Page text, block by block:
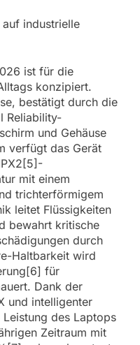
industrielle
ist für die
konzipiert.
bestätigt durch die
Reliability-
und Gehäuse
verfügt das Gerät
mit einem
trichterförmigem
leitet Flüssigkeiten
bewahrt kritische
durch
Haltbarkeit wird
für
Dank der
und intelligenter
des Laptops
Zeitraum mit